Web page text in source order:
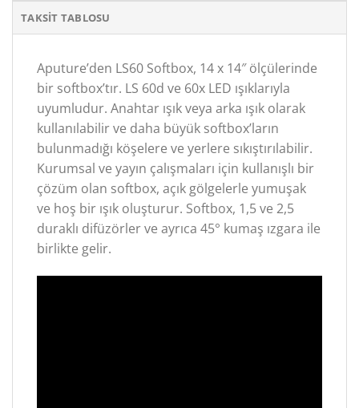
TAKSIT TABLOSU
Aputure’den LS60 Softbox, 14 x 14″ ölçülerinde
bir softbox’tır. LS 60d ve 60x LED ışıklarıyla
uyumludur. Anahtar ışık veya arka ışık olarak
kullanılabilir ve daha büyük softbox’ların
bulunmadığı köşelere ve yerlere sıkıştırılabilir.
Kurumsal ve yayın çalışmaları için kullanışlı bir
çözüm olan softbox, açık gölgelerle yumuşak
ve hoş bir ışık oluşturur. Softbox, 1,5 ve 2,5
duraklı difüzörler ve ayrıca 45° kumaş ızgara ile
birlikte gelir.